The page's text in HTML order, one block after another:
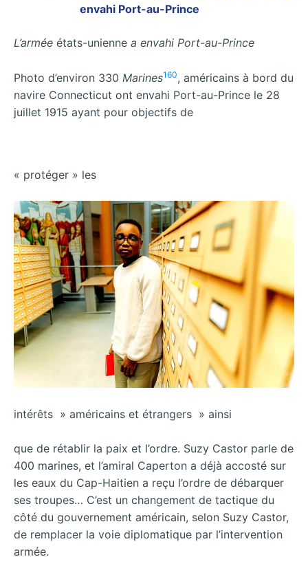
envahi Port-au-Prince
L’armée états-unienne a envahi Port-au-Prince
Photo d’environ 330 Marines160, américains à bord du
navire Connecticut ont envahi Port-au-Prince le 28
juillet 1915 ayant pour objectifs de
« protéger » les
intérêts » américains et étrangers » ainsi
que de rétablir la paix et l’ordre. Suzy Castor parle de
400 marines, et l’amiral Caperton a déjà accosté sur
les eaux du Cap-Haitien a reçu l’ordre de débarquer
ses troupes… C’est un changement de tactique du
côté du gouvernement américain, selon Suzy Castor,
de remplacer la voie diplomatique par l’intervention
armée.